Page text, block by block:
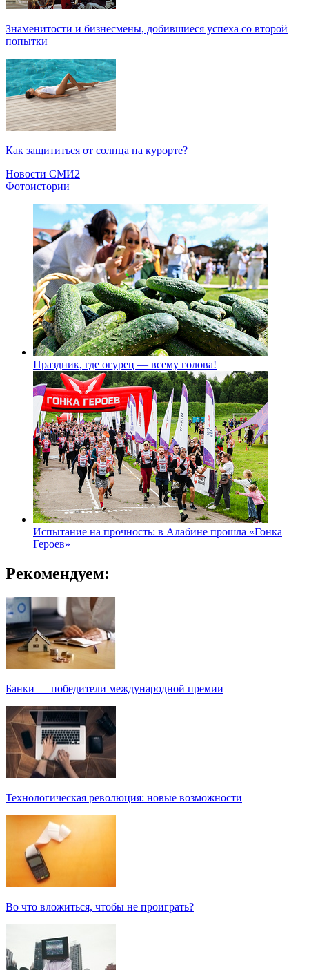
Знаменитости и бизнесмены, добившиеся успеха со второй
попытки
Как защититься от солнца на курорте?
Новости СМИ2
Фотоистории
Праздник, где огурец — всему голова!
Испытание на прочность: в Алабине прошла «Гонка
Героев»
Рекомендуем:
Банки — победители международной премии
Технологическая революция: новые возможности
Во что вложиться, чтобы не проиграть?